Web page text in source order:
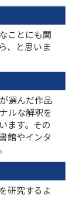
ことにも関
、と思いま
選んだ作品
ルな解釈を
ます。その
館やインタ
研究するよ